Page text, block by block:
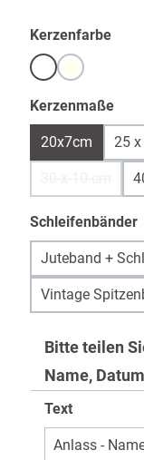
Kerzenfarbe
Weißwarmweiß /
Kerzenmaße
20x7cm 25
Schleifenbänder
Juteband +
Vintage
Bitte teilen
Name,
Text